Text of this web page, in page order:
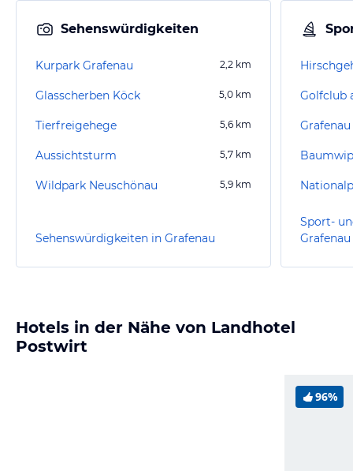
Sehenswürdigkeiten
Kurpark Grafenau 2,2 km
Glasscherben Köck 5,0 km
Tierfreigehege 5,6 km
Aussichtsturm 5,7 km
Wildpark Neuschönau 5,9 km
Sehenswürdigkeiten in Grafenau
Golfclub
Grafenau
Sport-
Grafenau
Hotels in der Nähe von Landhotel
Postwirt
96%